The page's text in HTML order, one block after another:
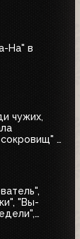
На" в
чужих,
и
"Вы-